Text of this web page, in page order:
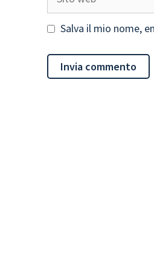
web
Salva il mio nome,